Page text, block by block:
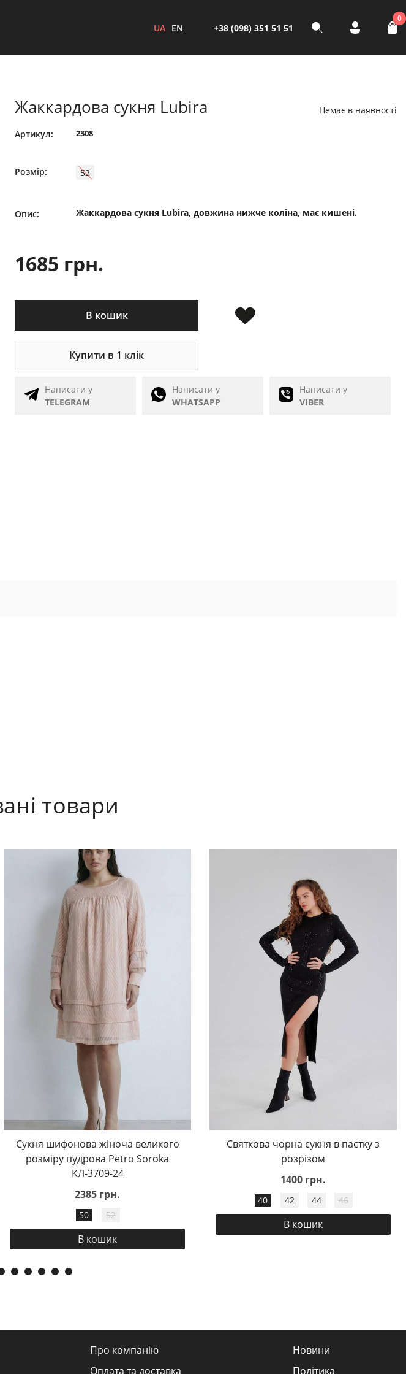
UA EN +38 (098) 351 51 51
0
Жаккардова сукня Lubira Немає в наявності
Артикул: 2308
Розмір: 52
Опис: Жаккардова сукня Lubira, довжина нижче коліна, має кишені.
1685 грн.
В кошик
Купити в 1 клік
Написати у
TELEGRAM
Написати у
WHATSAPP
Написати у
VIBER
товари
Сукня шифонова жіноча великого
розміру пудрова Petro Soroka
KЛ-3709-24
2385 грн.
50 52
В кошик
Святкова чорна сукня в паєтку з
розрізом
1400 грн.
40 42 44 46
В кошик
Про компанію
Оплата та доставка
Новини
Політика